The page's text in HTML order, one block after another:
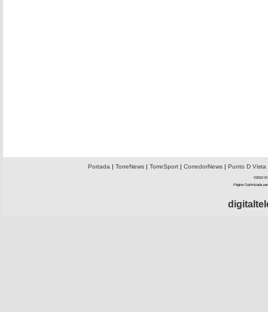
Portada | TorreNews| TorreSport| CorredorNews| Punto D Vista
©2010 El
Página Optimizada